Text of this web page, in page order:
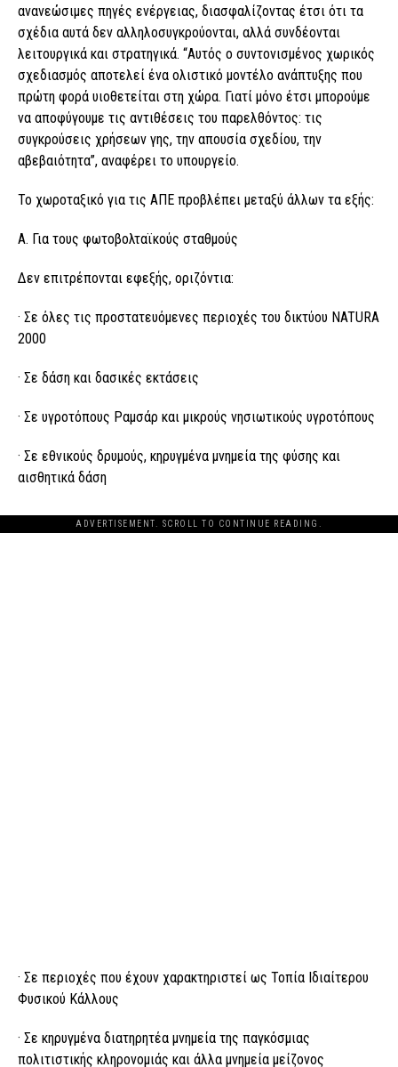
ανανεώσιμες πηγές ενέργειας, διασφαλίζοντας έτσι ότι τα
σχέδια αυτά δεν αλληλοσυγκρούονται, αλλά συνδέονται
λειτουργικά και στρατηγικά. “Αυτός ο συντονισμένος χωρικός
σχεδιασμός αποτελεί ένα ολιστικό μοντέλο ανάπτυξης που
πρώτη φορά υιοθετείται στη χώρα. Γιατί μόνο έτσι μπορούμε
να αποφύγουμε τις αντιθέσεις του παρελθόντος: τις
συγκρούσεις χρήσεων γης, την απουσία σχεδίου, την
αβεβαιότητα”, αναφέρει το υπουργείο.
Το χωροταξικό για τις ΑΠΕ προβλέπει μεταξύ άλλων τα εξής:
Α. Για τους φωτοβολταϊκούς σταθμούς
Δεν επιτρέπονται εφεξής, οριζόντια:
· Σε όλες τις προστατευόμενες περιοχές του δικτύου NATURA
2000
· Σε δάση και δασικές εκτάσεις
· Σε υγροτόπους Ραμσάρ και μικρούς νησιωτικούς υγροτόπους
· Σε εθνικούς δρυμούς, κηρυγμένα μνημεία της φύσης και
αισθητικά δάση
ADVERTISEMENT. SCROLL TO CONTINUE READING.
· Σε περιοχές που έχουν χαρακτηριστεί ως Τοπία Ιδιαίτερου
Φυσικού Κάλλους
· Σε κηρυγμένα διατηρητέα μνημεία της παγκόσμιας
πολιτιστικής κληρονομιάς και άλλα μνημεία μείζονος